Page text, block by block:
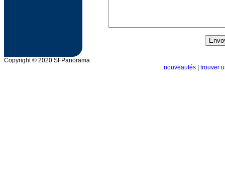
Copyright © 2020 SFPanorama
nouveautés
trouver